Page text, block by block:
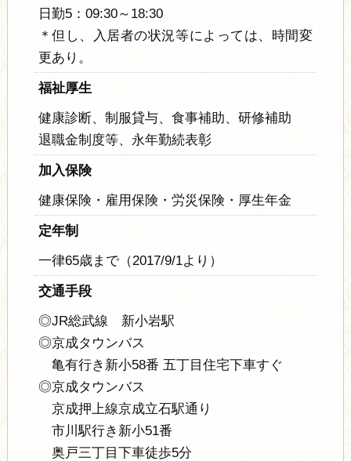
日勤5：09:30～18:30
＊但し、入居者の状況等によっては、時間変
更あり。
福祉厚生
健康診断、制服貸与、食事補助、研修補助
退職金制度等、永年勤続表彰
加入保険
健康保険・雇用保険・労災保険・厚生年金
定年制
一律65歳まで（2017/9/1より）
交通手段
◎JR総武線 新小岩駅
◎京成タウンバス
亀有行き新小58番 五丁目住宅下車すぐ
◎京成タウンバス
京成押上線京成立石駅通り
市川駅行き新小51番
奥戸三丁目下車徒歩5分​